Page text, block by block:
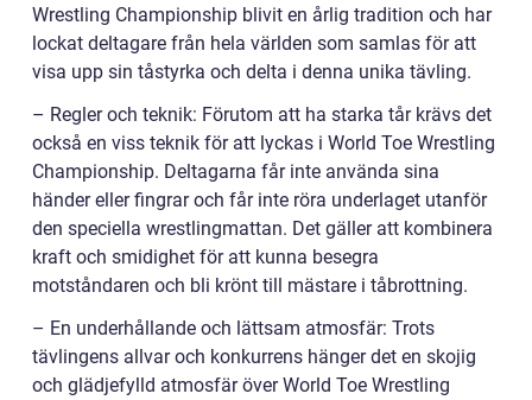
Wrestling Championship blivit en årlig tradition och har
lockat deltagare från hela världen som samlas för att
visa upp sin tåstyrka och delta i denna unika tävling.
– Regler och teknik: Förutom att ha starka tår krävs det
också en viss teknik för att lyckas i World Toe Wrestling
Championship. Deltagarna får inte använda sina
händer eller fingrar och får inte röra underlaget utanför
den speciella wrestlingmattan. Det gäller att kombinera
kraft och smidighet för att kunna besegra
motståndaren och bli krönt till mästare i tåbrottning.
– En underhållande och lättsam atmosfär: Trots
tävlingens allvar och konkurrens hänger det en skojig
och glädjefylld atmosfär över World Toe Wrestling